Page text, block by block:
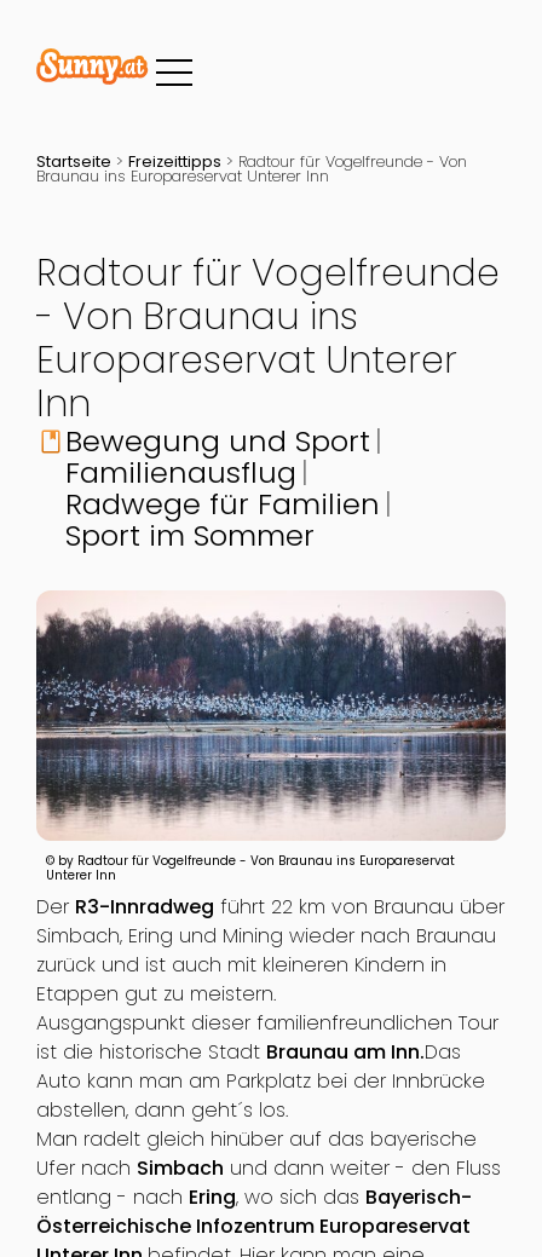
Startseite > Freizeittipps > Radtour für Vogelfreunde - Von
Braunau ins Europareservat Unterer Inn
Radtour für Vogelfreunde
- Von Braunau ins
Europareservat Unterer
Inn
book Bewegung und Sport
Familienausflug
Radwege für Familien
Sport im Sommer
© by Radtour für Vogelfreunde - Von Braunau ins Europareservat
Unterer Inn
Der R3-Innradweg führt 22 km von Braunau über
Simbach, Ering und Mining wieder nach Braunau
zurück und ist auch mit kleineren Kindern in
Etappen gut zu meistern.
Ausgangspunkt dieser familienfreundlichen Tour
ist die historische Stadt Braunau am Inn.Das
Auto kann man am Parkplatz bei der Innbrücke
abstellen, dann geht´s los.
Man radelt gleich hinüber auf das bayerische
Ufer nach Simbach und dann weiter - den Fluss
entlang - nach Ering, wo sich das Bayerisch-
Österreichische Infozentrum Europareservat